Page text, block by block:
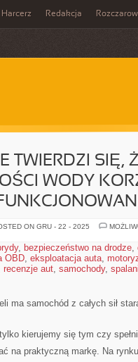
Harcerz Redakcja
TWIERDZI SIĘ,
WODY
ON GRU - 22 - 2025
, bezpieczeństwo na drodze,
OBD, eksploatacja auta,
recenzje aut, samochody,
ma samochód z całych sił
kierujemy się tym czy
na praktyczną markę. Na